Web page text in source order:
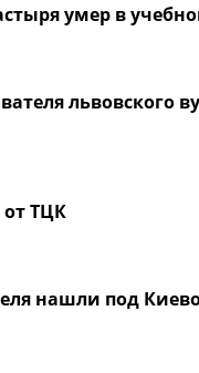
умер в
львовского
от ТЦК
нашли под